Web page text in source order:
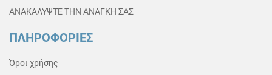
ΑΝΑΚΑΛΥΨΤΕ ΤΗΝ ΑΝΑΓΚΗ ΣΑΣ
ΠΛΗΡΟΦΟΡΙΕΣ
Όροι χρήσης